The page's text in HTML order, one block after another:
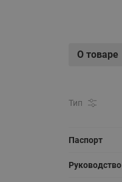
О товаре
Тип
Паспорт
Руководство